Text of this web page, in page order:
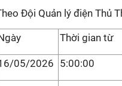
Đội Quản lý điện Thủ
Thời gian từ
05/2026 5:00:00